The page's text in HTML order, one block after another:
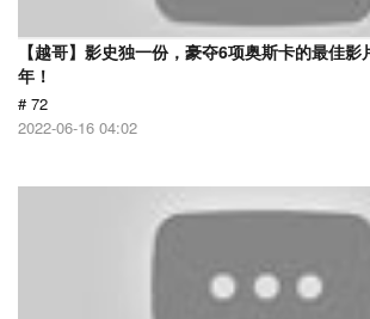
【越哥】影史独一份，豪夺6项奥斯卡的最佳
年！
# 72
2022-06-16 04:02